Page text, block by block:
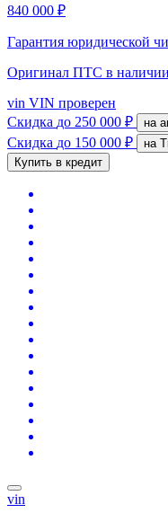
840 000 ₽
Гарантия юридической
Оригинал ПТС в наличии
vin VIN проверен
Скидка до 250 000 ₽
Скидка до 150 000 ₽
Купить в кредит
vin